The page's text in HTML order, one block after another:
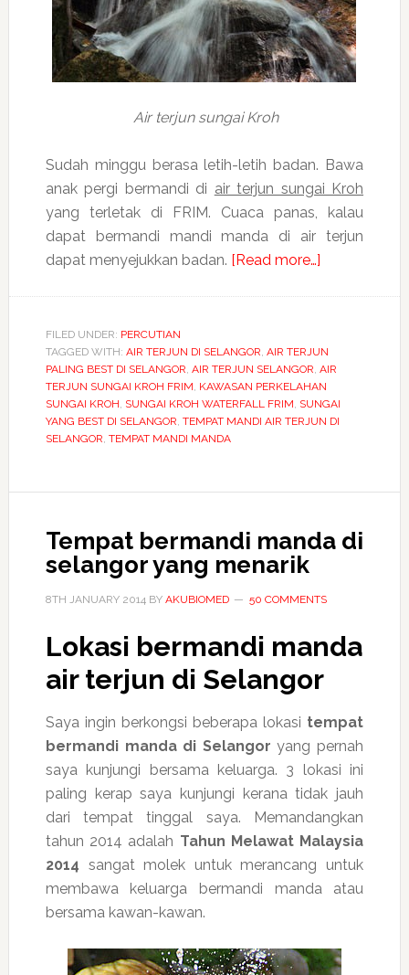
Air terjun sungai Kroh
Sudah minggu berasa letih-letih badan. Bawa
anak pergi bermandi di air terjun sungai Kroh
yang terletak di FRIM. Cuaca panas, kalau
dapat bermandi mandi manda di air terjun
dapat menyejukkan badan. [Read more…]about
air
terjun
sungai
Kroh
FILED UNDER: PERCUTIAN
TAGGED WITH: AIR TERJUN DI SELANGOR AIR TERJUN
PALING BEST DI SELANGOR AIR TERJUN SELANGOR AIR
TERJUN SUNGAI KROH FRIM KAWASAN PERKELAHAN
SUNGAI KROH SUNGAI KROH WATERFALL FRIM SUNGAI
YANG BEST DI SELANGOR TEMPAT MANDI AIR TERJUN DI
SELANGOR TEMPAT MANDI MANDA
Tempat bermandi manda di
selangor yang menarik
8TH JANUARY 2014 BY AKUBIOMED 50 COMMENTS
Lokasi bermandi manda
air terjun di Selangor
Saya ingin berkongsi beberapa lokasi tempat
bermandi manda di Selangor yang pernah
saya kunjungi bersama keluarga. 3 lokasi ini
paling kerap saya kunjungi kerana tidak jauh
dari tempat tinggal saya. Memandangkan
tahun 2014 adalah Tahun Melawat Malaysia
2014 sangat molek untuk merancang untuk
membawa keluarga bermandi manda atau
bersama kawan-kawan.